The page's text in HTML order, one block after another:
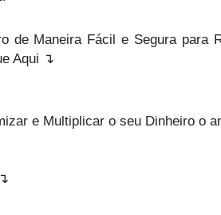
de Maneira Fácil e Segura para
Aqui ↴
e Multiplicar o seu Dinheiro o